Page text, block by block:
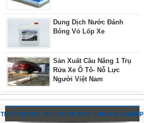
Dung Dịch Nước Đánh
Bóng Vỏ Lốp Xe
Sản Xuất Cầu Nâng 1 Trụ
Rửa Xe Ô Tô- Nỗ Lực
Người Việt Nam
THIẾT BỊ RỬA XE Ô TÔ XE MÁY CHUYÊN NGHIỆP